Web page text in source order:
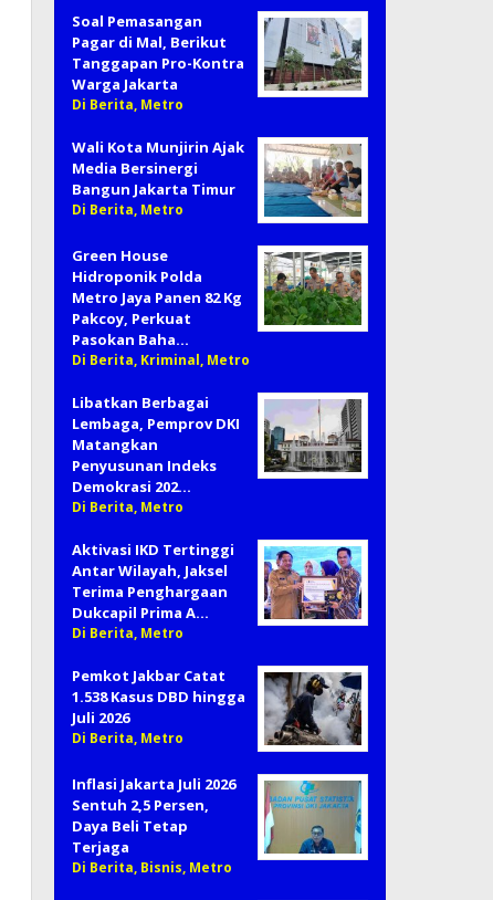
Soal Pemasangan
Pagar di Mal, Berikut
Tanggapan Pro-Kontra
Warga Jakarta
Di Berita, Metro
Wali Kota Munjirin Ajak
Media Bersinergi
Bangun Jakarta Timur
Di Berita, Metro
Green House
Hidroponik Polda
Metro Jaya Panen 82 Kg
Pakcoy, Perkuat
Pasokan Baha…
Di Berita, Kriminal, Metro
Libatkan Berbagai
Lembaga, Pemprov DKI
Matangkan
Penyusunan Indeks
Demokrasi 202…
Di Berita, Metro
Aktivasi IKD Tertinggi
Antar Wilayah, Jaksel
Terima Penghargaan
Dukcapil Prima A…
Di Berita, Metro
Pemkot Jakbar Catat
1.538 Kasus DBD hingga
Juli 2026
Di Berita, Metro
Inflasi Jakarta Juli 2026
Sentuh 2,5 Persen,
Daya Beli Tetap
Terjaga
Di Berita, Bisnis, Metro